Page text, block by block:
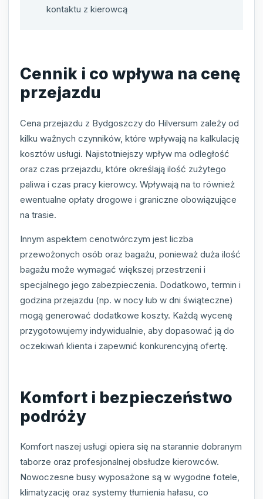
kontaktu z kierowcą
Cennik i co wpływa na cenę
przejazdu
Cena przejazdu z Bydgoszczy do Hilversum zależy od
kilku ważnych czynników, które wpływają na kalkulację
kosztów usługi. Najistotniejszy wpływ ma odległość
oraz czas przejazdu, które określają ilość zużytego
paliwa i czas pracy kierowcy. Wpływają na to również
ewentualne opłaty drogowe i graniczne obowiązujące
na trasie.
Innym aspektem cenotwórczym jest liczba
przewożonych osób oraz bagażu, ponieważ duża ilość
bagażu może wymagać większej przestrzeni i
specjalnego jego zabezpieczenia. Dodatkowo, termin i
godzina przejazdu (np. w nocy lub w dni świąteczne)
mogą generować dodatkowe koszty. Każdą wycenę
przygotowujemy indywidualnie, aby dopasować ją do
oczekiwań klienta i zapewnić konkurencyjną ofertę.
Komfort i bezpieczeństwo
podróży
Komfort naszej usługi opiera się na starannie dobranym
taborze oraz profesjonalnej obsłudze kierowców.
Nowoczesne busy wyposażone są w wygodne fotele,
klimatyzację oraz systemy tłumienia hałasu, co